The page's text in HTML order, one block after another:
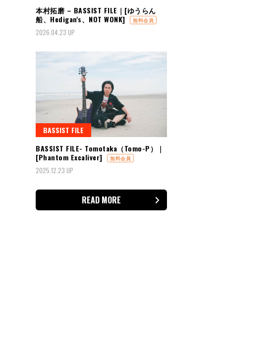
本村拓磨 – BASSIST FILE｜[ゆうらん
船、Hedigan's、NOT WONK]
無料会員
2026.04.23 UP
BASSIST FILE
BASSIST FILE- Tomotaka（Tomo-P）｜
[Phantom Excaliver]
無料会員
2025.12.23 UP
READ MORE